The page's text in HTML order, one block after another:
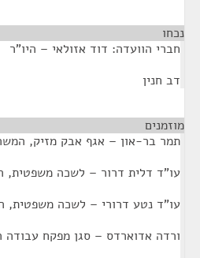
נכחו
חברי הוועדה: דוד אזולאי – היו"ר
דב חנין
מוזמנים
תמר בר-און – אגף אבק מזיק,
עו"ד דלית דרור – לשכה משפטית,
עו"ד נטע דרורי – לשכה משפטית,
ורדה אדוארדס – סגן מפקח